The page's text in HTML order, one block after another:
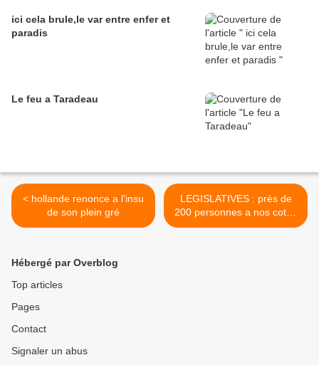
ici cela brule,le var entre enfer et
paradis
Le feu a Taradeau
< hollande renonce a l'insu
de son plein gré
LEGISLATIVES : près de
200 personnes a nos cotés
>
Hébergé par Overblog
Top articles
Pages
Contact
Signaler un abus